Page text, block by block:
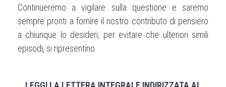
Continueremo a vigilare sulla questione e saremo
sempre pronti a fornire il nostro contributo di pensiero
a chiunque lo desideri, per evitare che ulteriori simili
episodi, si ripresentino.